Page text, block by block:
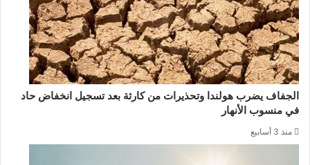
الجفاف يضرب هولندا وتحذيرات من كارثة بعد تسجيل انخفاض حاد
في منسوب الأنهار
منذ 3 أسابيع